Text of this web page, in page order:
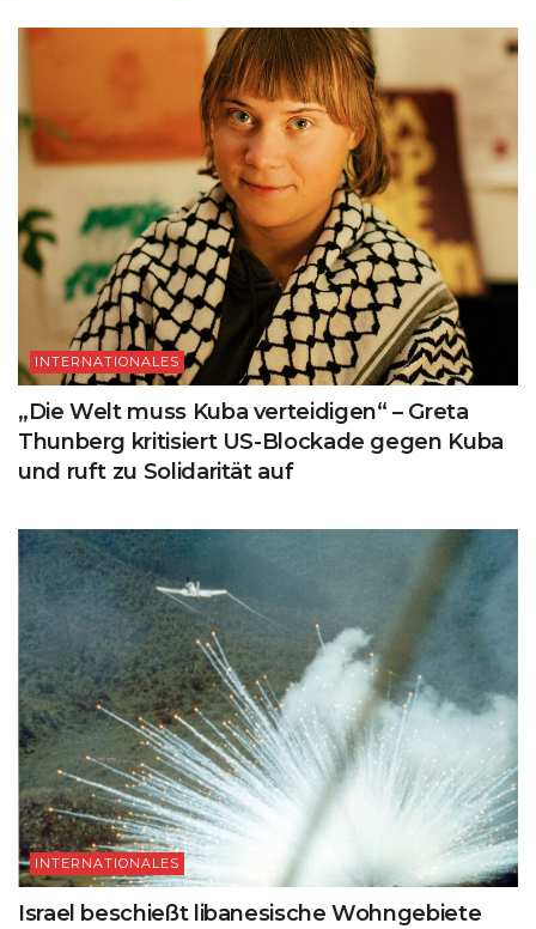
INTERNATIONALES
„Die Welt muss Kuba verteidigen“ – Greta
Thunberg kritisiert US-Blockade gegen Kuba
und ruft zu Solidarität auf
INTERNATIONALES
Israel beschießt libanesische Wohngebiete